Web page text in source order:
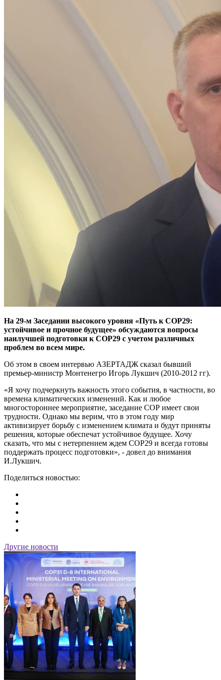
На 29-м Заседании высокого уровня «Путь к COP29:
устойчивое и прочное будущее» обсуждаются вопросы
наилучшей подготовки к COP29 с учетом различных
проблем во всем мире.
Об этом в своем интервью АЗЕРТАДЖ сказал бывший
премьер-министр Монтенегро Игорь Лукшич (2010-2012 гг).
«Я хочу подчеркнуть важность этого события, в частности, во
времена климатических изменений. Как и любое
многостороннее мероприятие, заседание СОР имеет свои
трудности. Однако мы верим, что в этом году мир
активизирует борьбу с изменением климата и будут приняты
решения, которые обеспечат устойчивое будущее. Хочу
сказать, что мы с нетерпением ждем COP29 и всегда готовы
поддержать процесс подготовки», - довел до внимания
И.Лукшич.
Поделиться новостью:
Другие новости